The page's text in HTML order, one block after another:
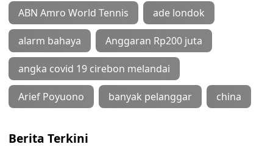
ABN Amro World Tennis ade londok
alarm bahaya Anggaran Rp200 juta
angka covid 19 cirebon melandai
Arief Poyuono banyak pelanggar china
Berita Terkini